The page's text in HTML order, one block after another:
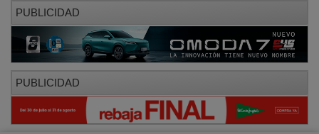
PUBLICIDAD
PUBLICIDAD